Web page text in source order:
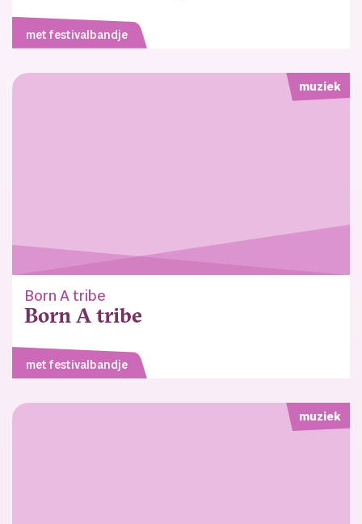
met festivalbandje
muziek
Born A tribe
Born A tribe
met festivalbandje
muziek